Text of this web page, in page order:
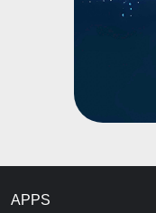
APPS